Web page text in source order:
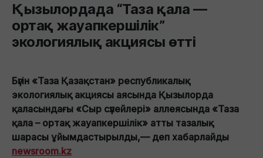
Қызылордада “Таза қала —
ортақ жауапкершілік”
экологиялық акциясы өтті
Бүгін «Таза Қазақстан» республикалық
экологиялық акциясы аясында Қызылорда
қаласындағы «Сыр сүлейлері» аллеясында «Таза
қала – ортақ жауапкершілік» атты тазалық
шарасы ұйымдастырылды,— деп хабарлайды
newsroom.kz